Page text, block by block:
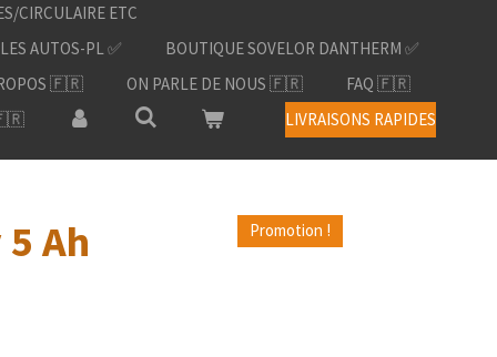
CIRCULAIRE ETC
AUTOS-PL ✅
BOUTIQUE SOVELOR DANTHERM ✅
🇫🇷
ON PARLE DE NOUS 🇫🇷
FAQ 🇫🇷
🇫🇷
LIVRAISONS RAPIDES
Ah Promotion !